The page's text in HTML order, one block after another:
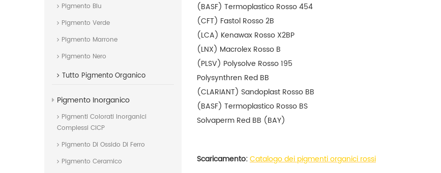
(BASF) Termoplastico Rosso 454
(CFT) Fastol Rosso 2B
(LCA) Kenawax Rosso X2BP
(LNX) Macrolex Rosso B
(PLSV) Polysolve Rosso 195
Polysynthren Red BB
(CLARIANT) Sandoplast Rosso BB
(BASF) Termoplastico Rosso BS
Solvaperm Red BB (BAY)
Scaricamento:Catalogo dei pigmenti organici rossi
Pigmento Blu
Pigmento Verde
Pigmento Marrone
Pigmento Nero
Tutto Pigmento Organico
Pigmento Inorganico
Pigmenti Colorati Inorganici
Complessi CICP
Pigmento Di Ossido Di Ferro
Pigmento Ceramico